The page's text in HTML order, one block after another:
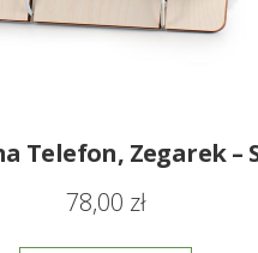
78,00 zł